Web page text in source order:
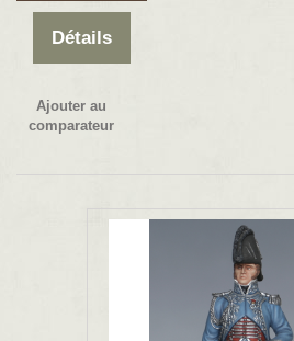
Détails
Ajouter au
comparateur